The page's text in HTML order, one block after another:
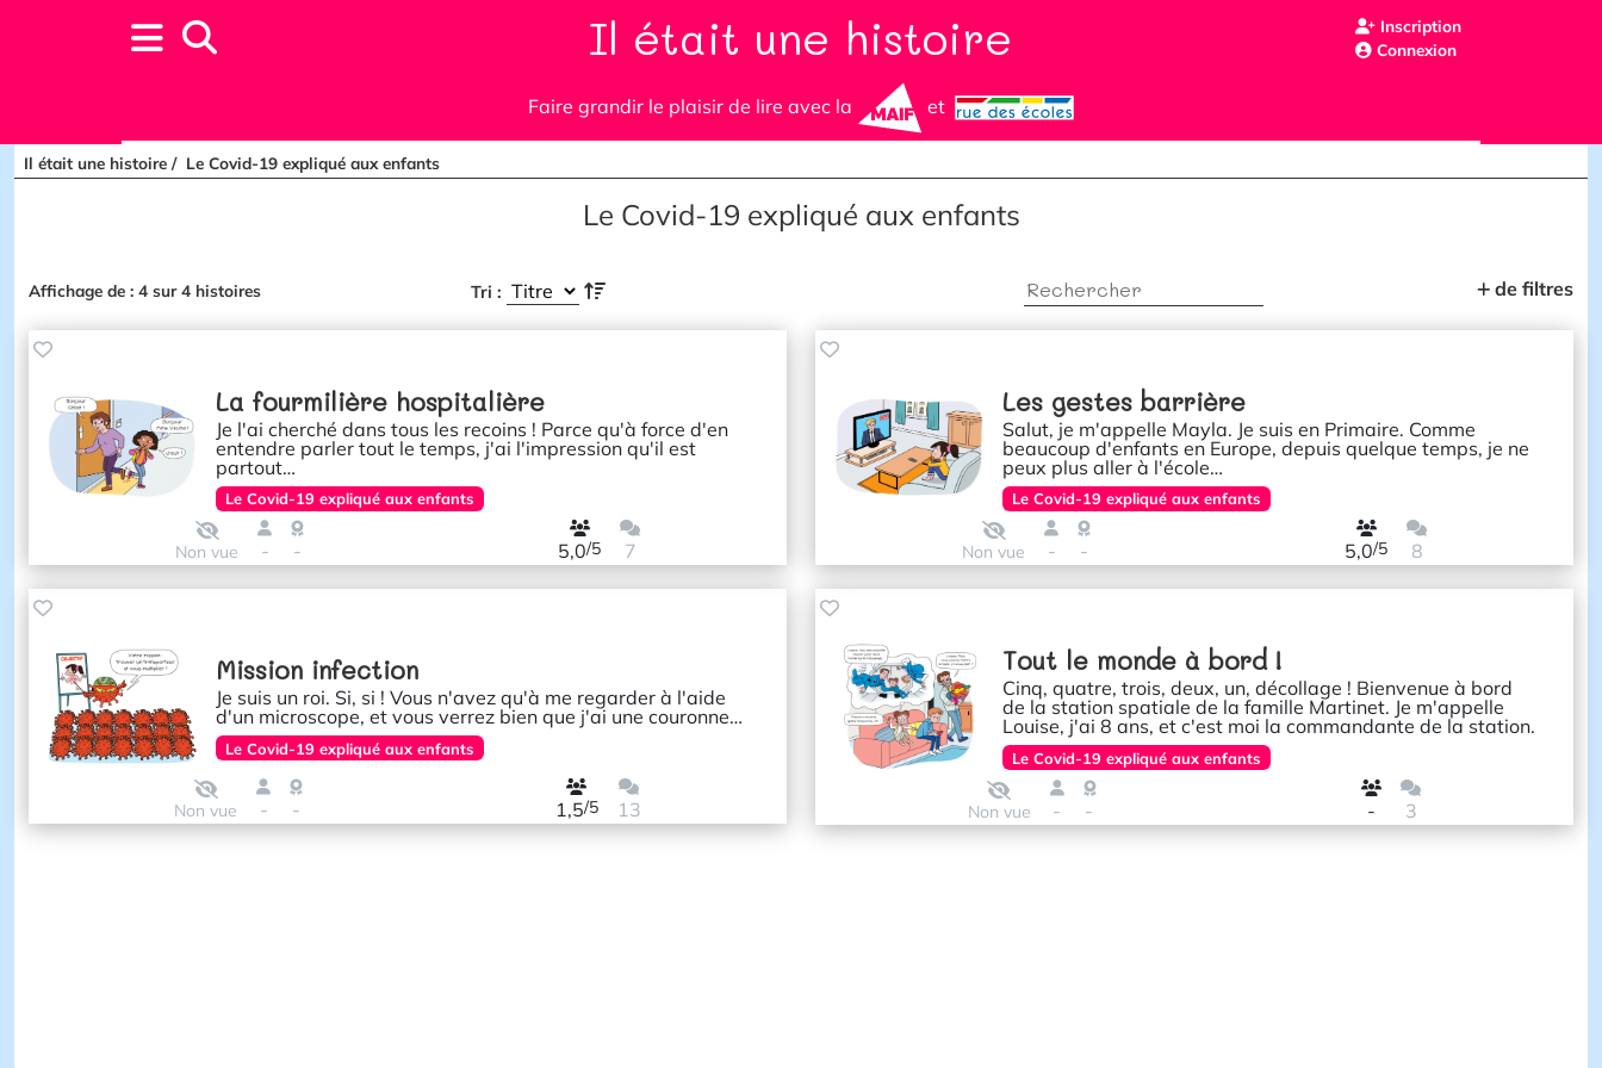
Il était une histoire
Inscription
Connexion
Faire grandir le plaisir de lire avec la et
Il était une histoire Le Covid-19 expliqué aux enfants
Le Covid-19 expliqué aux enfants
Affichage de : 4 sur4 histoires Tri : de filtres
La fourmilière hospitalière
Je l'ai cherché dans tous les recoins ! Parce qu'à force d'en
entendre parler tout le temps, j'ai l'impression qu'il est
partout…
Le Covid-19 expliqué aux enfants
Non vue - - 5,0/5 7
Les gestes barrière
Salut, je m'appelle Mayla. Je suis en Primaire. Comme
beaucoup d'enfants en Europe, depuis quelque temps, je ne
peux plus aller à l'école…
Le Covid-19 expliqué aux enfants
Non vue - - 5,0/5 8
Mission infection
Je suis un roi. Si, si ! Vous n'avez qu'à me regarder à l'aide
d'un microscope, et vous verrez bien que j'ai une couronne…
Le Covid-19 expliqué aux enfants
Non vue - - 1,5/5 13
Tout le monde à bord !
Cinq, quatre, trois, deux, un, décollage ! Bienvenue à bord
de la station spatiale de la famille Martinet. Je m'appelle
Louise, j'ai 8 ans, et c'est moi la commandante de la station.
Le Covid-19 expliqué aux enfants
Non vue - - - 3